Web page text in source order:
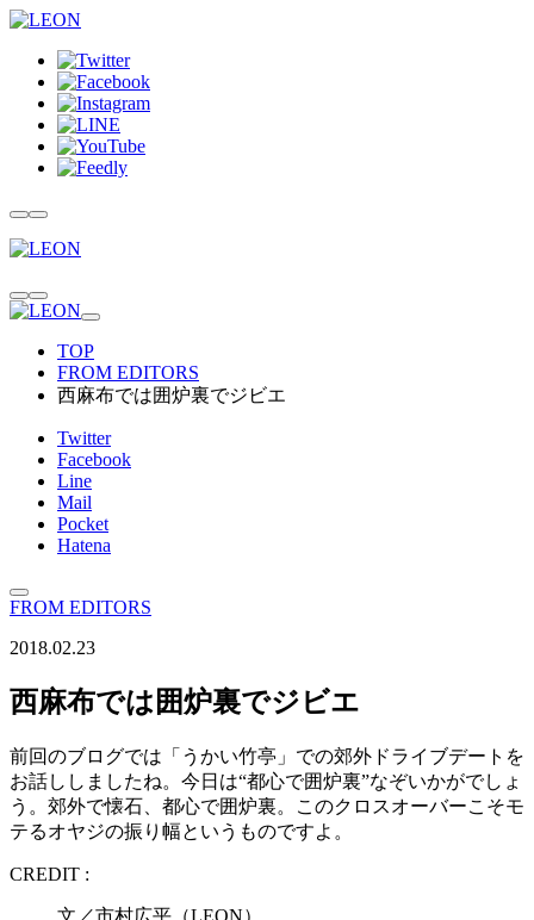
TOP
FROM EDITORS
西麻布では囲炉裏でジビエ
Twitter
Facebook
Line
Mail
Pocket
Hatena
FROM EDITORS
2018.02.23
西麻布では囲炉裏でジビエ
前回のブログでは「うかい竹亭」での郊外ドライブデートを
お話ししましたね。今日は“都心で囲炉裏”なぞいかがでしょ
う。郊外で懐石、都心で囲炉裏。このクロスオーバーこそモ
テるオヤジの振り幅というものですよ。
CREDIT :
文／市村広平（LEON）